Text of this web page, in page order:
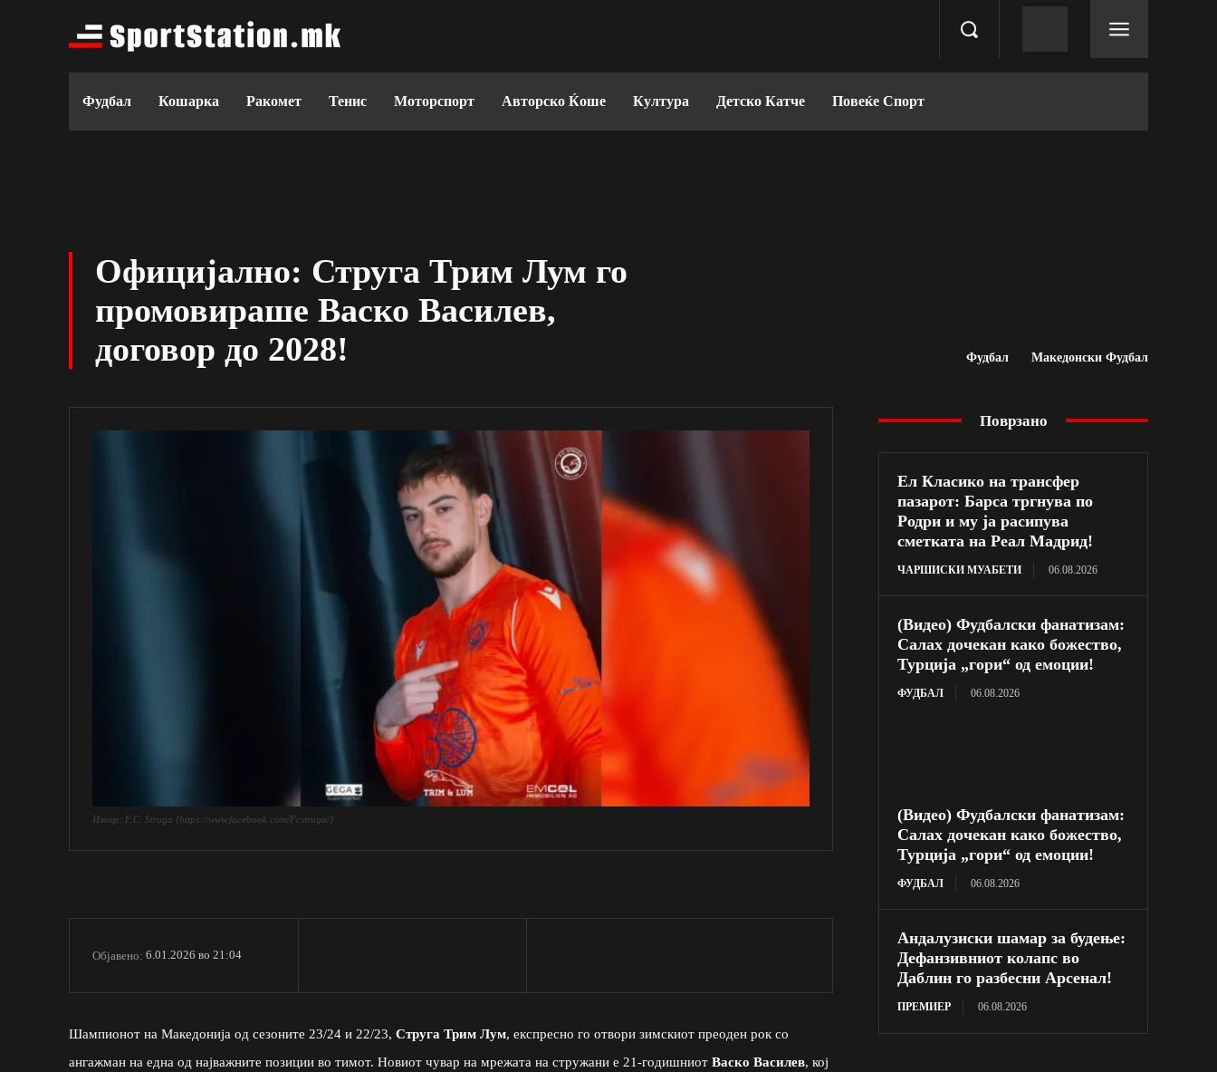
Фудбал Кошарка Ракомет Тенис Моторспорт Авторско Ќоше Култура Детско Катче Повеќе Спорт
Официјално: Струга Трим Лум го
промовираше Васко Василев,
договор до 2028!
Фудбал Македонски Фудбал
Извор: F.C. Struga {https://www.facebook.com/Fcstruga/}
Објавено: 6.01.2026 во 21:04
Шампионот на Македонија од сезоните 23/24 и 22/23, Струга Трим Лум, експресно го отвори зимскиот преоден рок со
ангажман на една од најважните позиции во тимот. Новиот чувар на мрежата на стружани е 21-годишниот Васко Василев, кој
Поврзано
Ел Класико на трансфер
пазарот: Барса тргнува по
Родри и му ја расипува
сметката на Реал Мадрид!
ЧАРШИСКИ МУАБЕТИ 06.08.2026
(Видео) Фудбалски фанатизам:
Салах дочекан како божество,
Турција „гори“ од емоции!
ФУДБАЛ 06.08.2026
(Видео) Фудбалски фанатизам:
Салах дочекан како божество,
Турција „гори“ од емоции!
ФУДБАЛ 06.08.2026
Андалузиски шамар за будење:
Дефанзивниот колапс во
Даблин го разбесни Арсенал!
ПРЕМИЕР 06.08.2026